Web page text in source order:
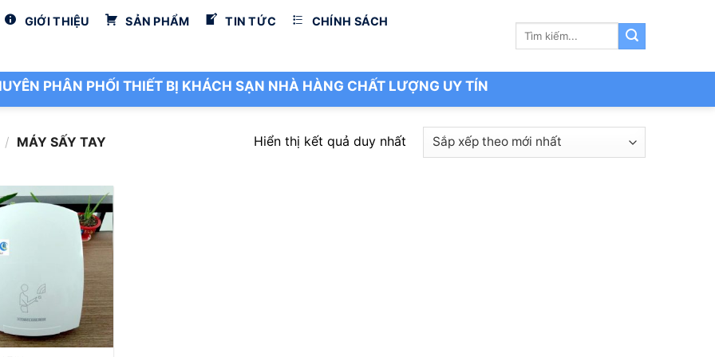
GIỚI THIỆU SẢN PHẨM TIN TỨC CHÍNH SÁCH
Tìm
PHÂN PHỐI THIẾT BỊ KHÁCH SẠN NHÀ HÀNG CHẤT LƯỢNG UY TÍN
/ MÁY SẤY TAY Hiển thị kết quả duy nhất